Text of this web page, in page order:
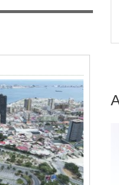
de la société civile